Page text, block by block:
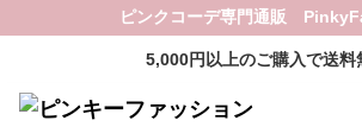
ピンクコーデ専門通販
5,000円以上のご購入で送料